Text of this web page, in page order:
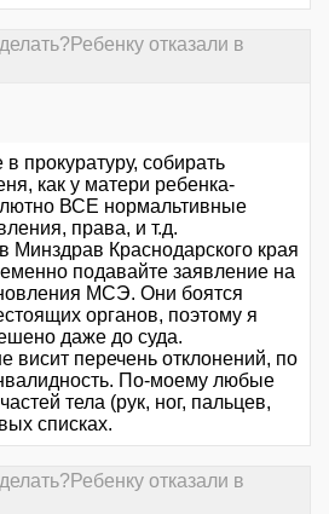
отказали в
прокуратуру, собирать
как у матери ребенка-
ВСЕ нормальтивные
права, и т.д.
Минздрав Краснодарского края
подавайте заявление на
МСЭ. Они боятся
органов, поэтому я
даже до суда.
висит перечень отклонений, по
По-моему любые
тела (рук, ног, пальцев,
списках.
отказали в